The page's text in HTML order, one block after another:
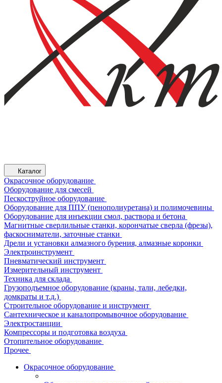
Каталог
Окрасочное оборудование
Оборудование для смесей
Пескоструйное оборудование
Оборудование для ППУ (пенополиуретана) и полимочевины
Оборудование для инъекции смол, раствора и бетона
Магнитные сверлильные станки, корончатые сверла (фрезы),
фаскосниматели, заточные станки
Дрели и установки алмазного бурения, алмазные коронки
Электроинструмент
Пневматический инструмент
Измерительный инструмент
Техника для склада
Грузоподъемное оборудование (краны, тали, лебедки,
домкраты и т.д.)
Строительное оборудование и инструмент
Сантехническое и каналопромывочное оборудование
Электростанции
Компрессоры и подготовка воздуха
Отопительное оборудование
Прочее
Окрасочное оборудование